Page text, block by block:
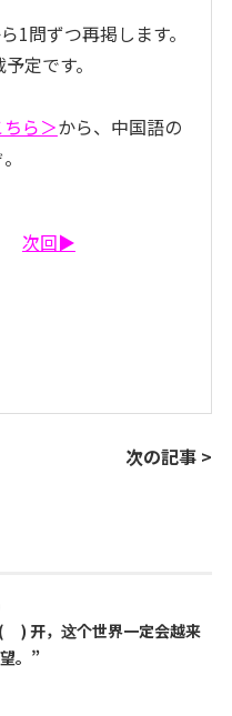
1問ずつ再掲します。
定です。
ら＞から、中国語の
次回▶
次の記事 >
开，这个世界一定会越来
。”